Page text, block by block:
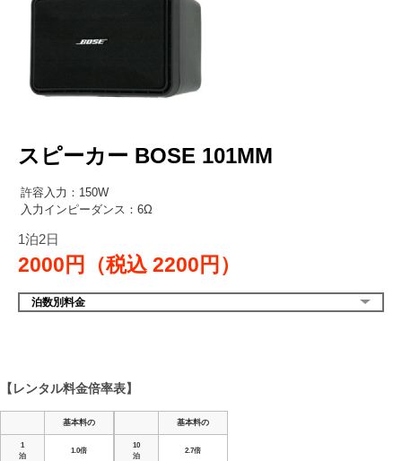
スピーカー BOSE 101MM
許容入力：150W
入力インピーダンス：6Ω
1泊2日
2000円（税込 2200円）
泊数別料金
【レンタル料金倍率表】
基本料の
1
泊
1.0倍
基本料の
10
泊
2.7倍